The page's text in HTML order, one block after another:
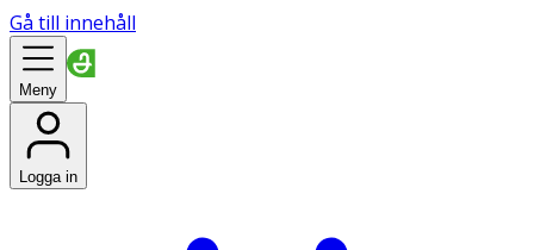
Gå till innehåll
Meny
Logga in